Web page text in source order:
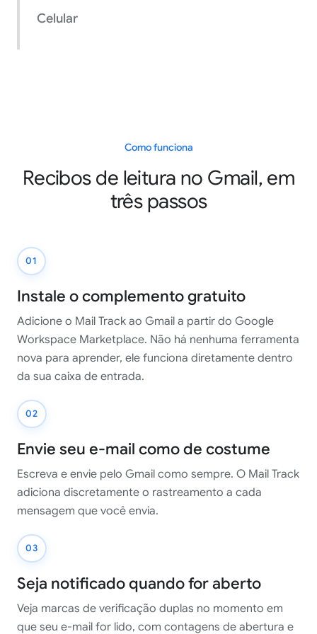
Celular
Como funciona
Recibos de leitura no Gmail, em
três passos
01
Instale o complemento gratuito
Adicione o Mail Track ao Gmail a partir do Google
Workspace Marketplace. Não há nenhuma ferramenta
nova para aprender, ele funciona diretamente dentro
da sua caixa de entrada.
02
Envie seu e-mail como de costume
Escreva e envie pelo Gmail como sempre. O Mail Track
adiciona discretamente o rastreamento a cada
mensagem que você envia.
03
Seja notificado quando for aberto
Veja marcas de verificação duplas no momento em
que seu e-mail for lido, com contagens de abertura e